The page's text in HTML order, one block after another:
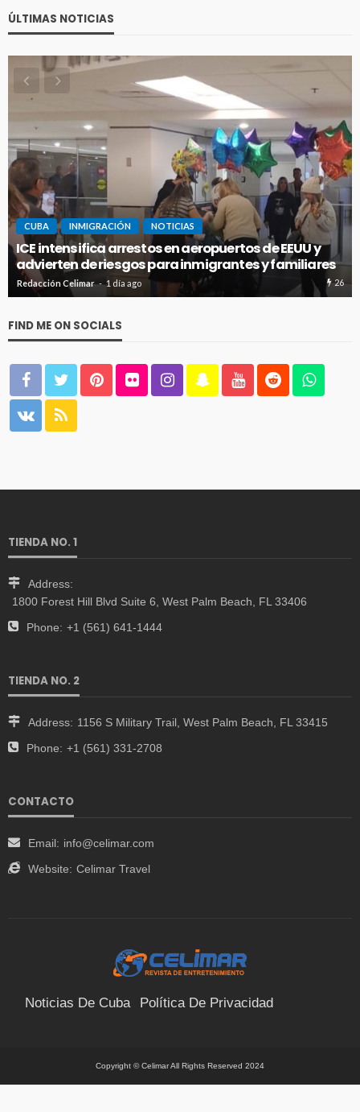
ÚLTIMAS NOTICIAS
CUBA INMIGRACIÓN NOTICIAS
ICE intensifica arrestos en aeropuertos de EEUU y
advierten de riesgos para inmigrantes y familiares
Redacción Celimar 1 día ago 26
FIND ME ON SOCIALS
TIENDA NO. 1
Address:
1800 Forest Hill Blvd Suite 6, West Palm Beach, FL 33406
Phone: +1 (561) 641-1444
TIENDA NO. 2
Address: 1156 S Military Trail, West Palm Beach, FL 33415
Phone: +1 (561) 331-2708
CONTACTO
Email: info@celimar.com
Website: Celimar Travel
Noticias De Cuba Política De Privacidad
Copyright © Celimar All Rights Reserved 2024